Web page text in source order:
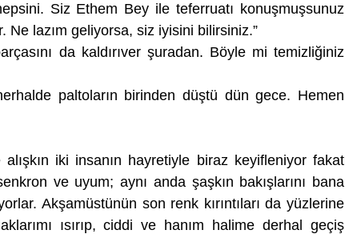
Siz Ethem Bey ile teferruatı konuşmuşsunuz
Ne lazım geliyorsa, siz iyisini bilirsiniz.”
da kaldırıver şuradan. Böyle mi temizliğiniz
paltoların birinden düştü dün gece. Hemen
alışkın iki insanın hayretiyle biraz keyifleniyor fakat
ve uyum; aynı anda şaşkın bakışlarını bana
Akşamüstünün son renk kırıntıları da yüzlerine
ısırıp, ciddi ve hanım halime derhal geçiş